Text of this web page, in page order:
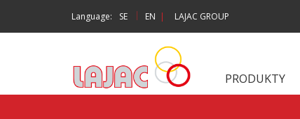
Language: SE | EN | LAJAC GROUP
PRODUKTY